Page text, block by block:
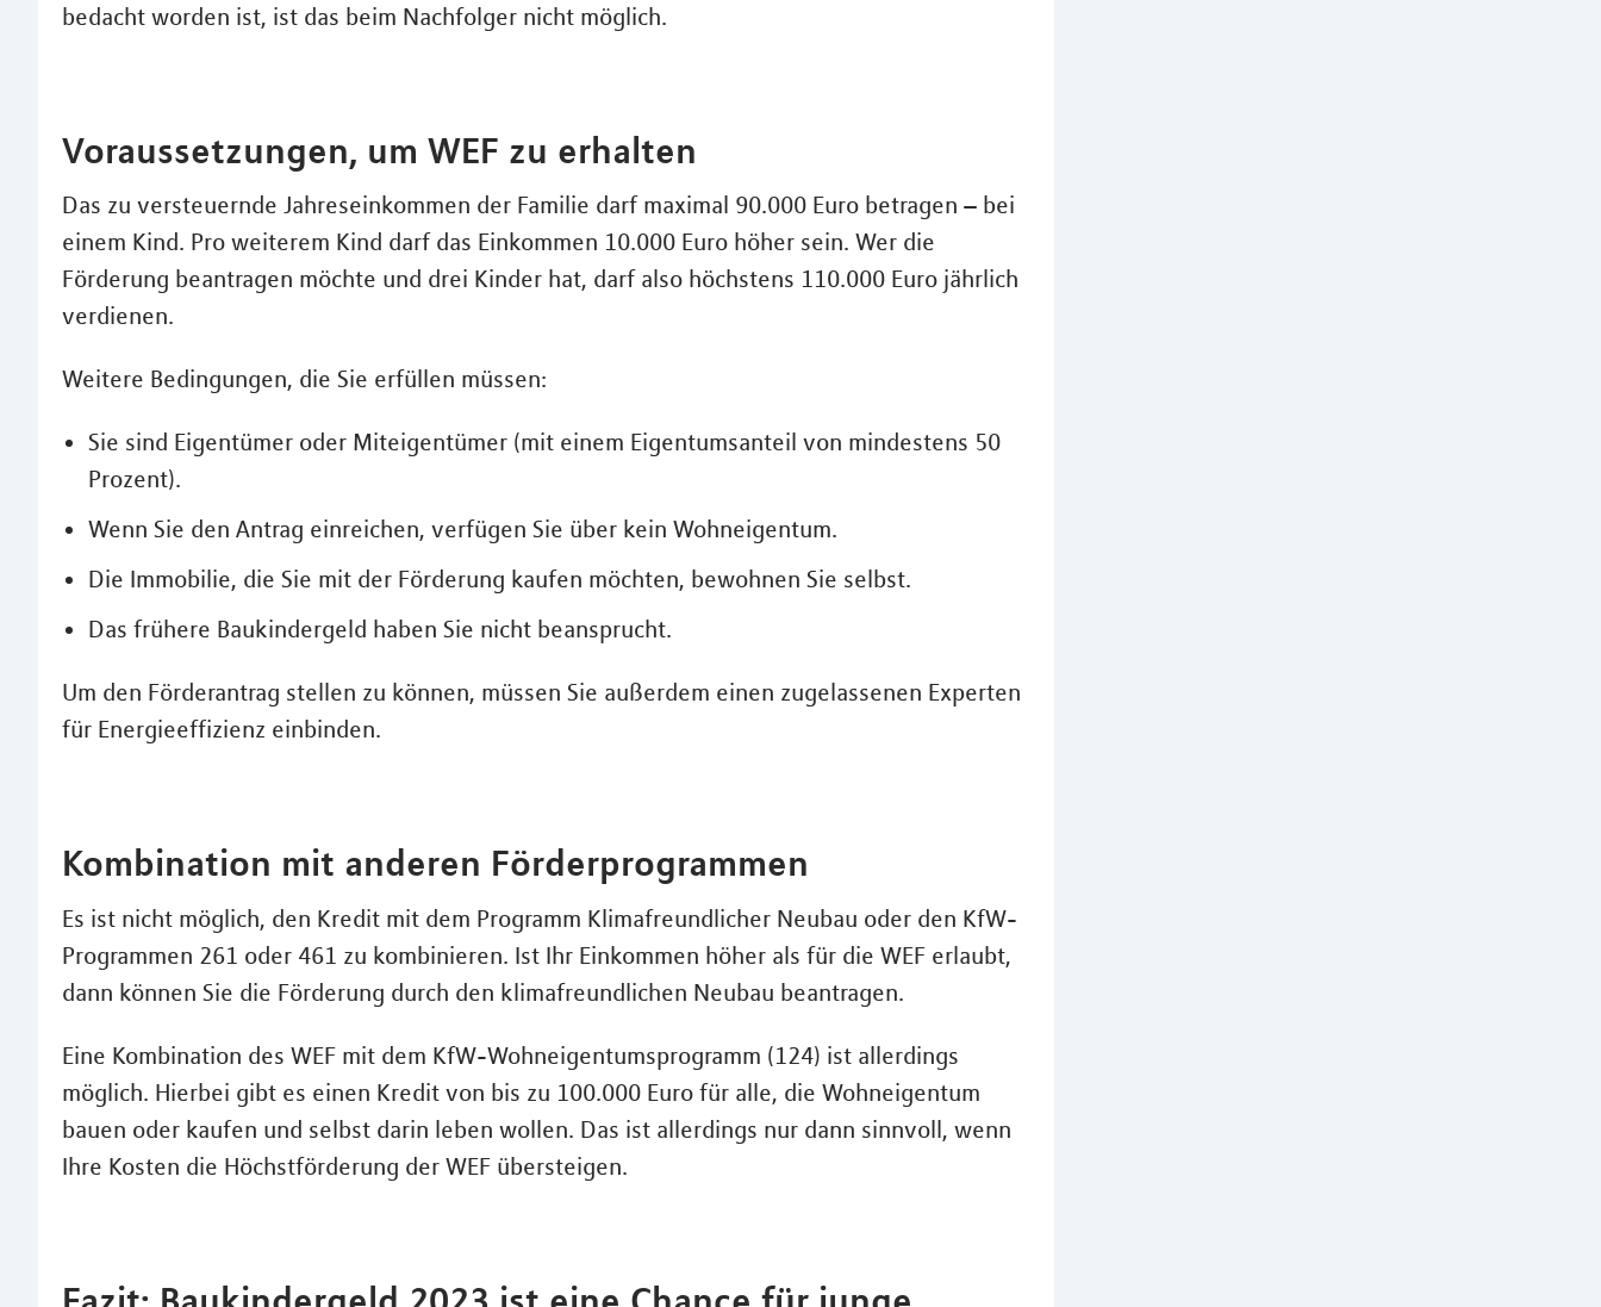
bedacht worden ist, ist das beim Nachfolger nicht möglich.
Voraussetzungen, um WEF zu erhalten
Das zu versteuernde Jahreseinkommen der Familie darf maximal 90.000 Euro betragen – bei
einem Kind. Pro weiterem Kind darf das Einkommen 10.000 Euro höher sein. Wer die
Förderung beantragen möchte und drei Kinder hat, darf also höchstens 110.000 Euro jährlich
verdienen.
Weitere Bedingungen, die Sie erfüllen müssen:
Sie sind Eigentümer oder Miteigentümer (mit einem Eigentumsanteil von mindestens 50
Prozent).
Wenn Sie den Antrag einreichen, verfügen Sie über kein Wohneigentum.
Die Immobilie, die Sie mit der Förderung kaufen möchten, bewohnen Sie selbst.
Das frühere Baukindergeld haben Sie nicht beansprucht.
Um den Förderantrag stellen zu können, müssen Sie außerdem einen zugelassenen Experten
für Energieeffizienz einbinden.
Kombination mit anderen Förderprogrammen
Es ist nicht möglich, den Kredit mit dem Programm Klimafreundlicher Neubau oder den KfW-
Programmen 261 oder 461 zu kombinieren. Ist Ihr Einkommen höher als für die WEF erlaubt,
dann können Sie die Förderung durch den klimafreundlichen Neubau beantragen.
Eine Kombination des WEF mit dem KfW-Wohneigentumsprogramm (124) ist allerdings
möglich. Hierbei gibt es einen Kredit von bis zu 100.000 Euro für alle, die Wohneigentum
bauen oder kaufen und selbst darin leben wollen. Das ist allerdings nur dann sinnvoll, wenn
Ihre Kosten die Höchstförderung der WEF übersteigen.